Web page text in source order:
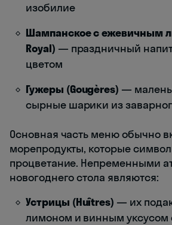
изобилие
Шампанское с ежевичным
Royal) — праздничный
цветом
Гужеры (Gougères) —
сырные шарики из
Основная часть меню обычно
морепродукты, которые
процветание. Непременными
новогоднего стола являются:
Устрицы (Huîtres) — их
лимоном и винным уксусом